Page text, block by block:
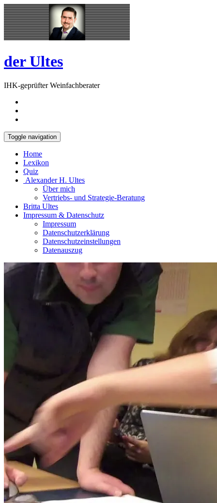
Skip
to
content
Open
Sidebar
der Ultes
IHK-geprüfter Weinfachberater
Toggle navigation
Home
Lexikon
Quiz
Alexander H. Ultes
Über mich
Vertriebs- und Strategie-Beratung
Britta Ultes
Impressum & Datenschutz
Impressum
Datenschutzerklärung
Datenschutzeinstellungen
Datenauszug